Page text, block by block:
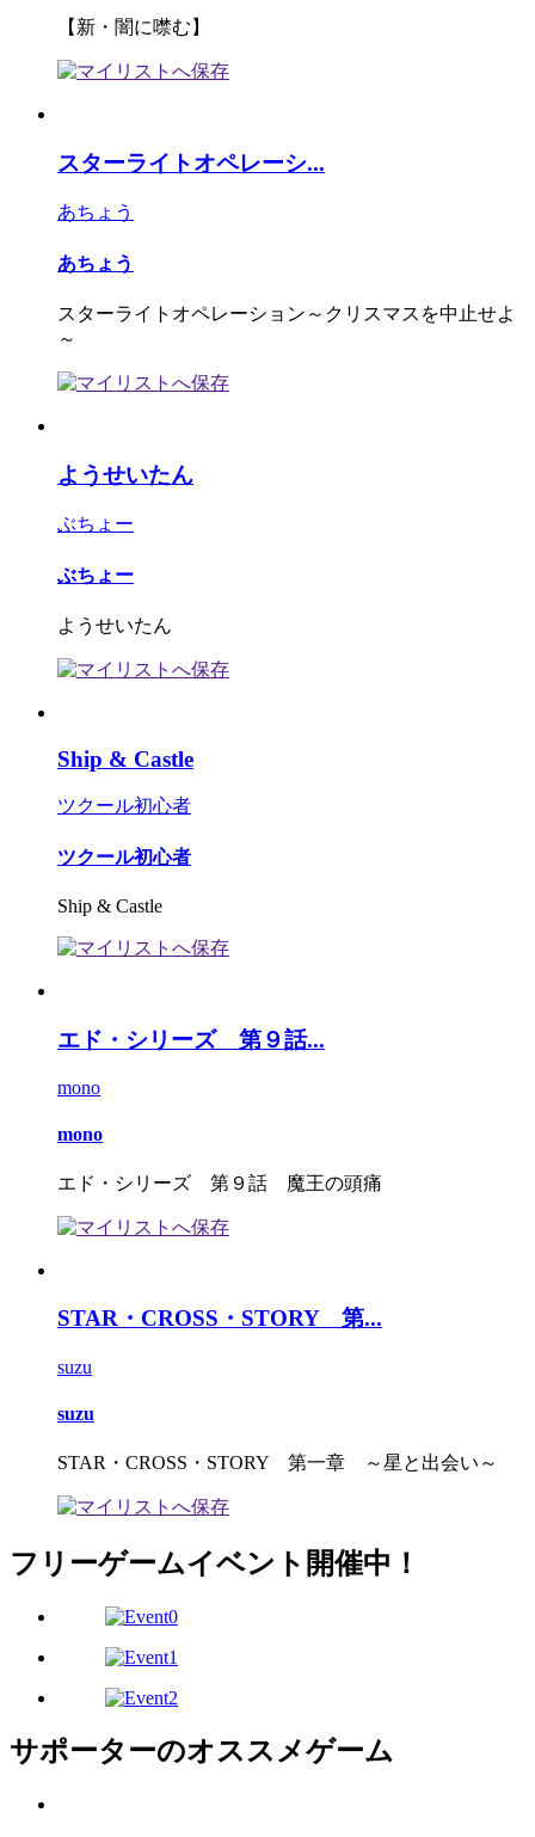
【新・闇に噤む】
スターライトオペレーシ...
あちょう
あちょう
スターライトオペレーション～クリスマスを中止せよ
～
ようせいたん
ぶちょー
ぶちょー
ようせいたん
Ship & Castle
ツクール初心者
ツクール初心者
Ship & Castle
エド・シリーズ 第９話...
mono
mono
エド・シリーズ 第９話 魔王の頭痛
STAR・CROSS・STORY 第...
suzu
suzu
STAR・CROSS・STORY 第一章 ～星と出会い～
フリーゲームイベント開催中！
サポーターのオススメゲーム